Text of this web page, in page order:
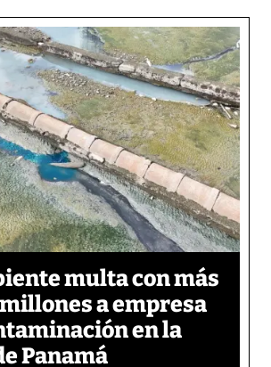
multa con más
millones a empresa
en la
Panamá